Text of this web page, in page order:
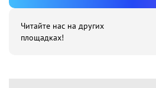
Читайте нас на других
площадках!